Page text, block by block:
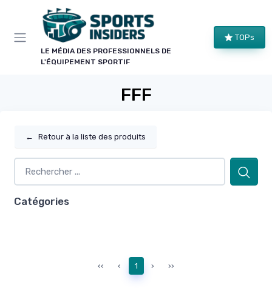
LE MÉDIA DES PROFESSIONNELS DE
L'ÉQUIPEMENT SPORTIF
TOPs
FFF
← Retour à la liste des produits
Catégories
‹‹ ‹ 1 › ››
Panneau de gestion des cookies